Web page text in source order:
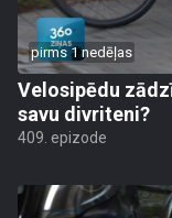
pirms 1 nedēļas
Velosipēdu
savu divriteni?
409. epizode